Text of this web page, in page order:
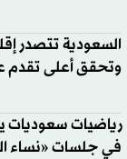
السعودية تتصدر
وتحقق أعلى تقدم
رياضيات سعوديات
في جلسات «نساء